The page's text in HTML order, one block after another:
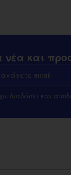
νέα και
διαβάσει και